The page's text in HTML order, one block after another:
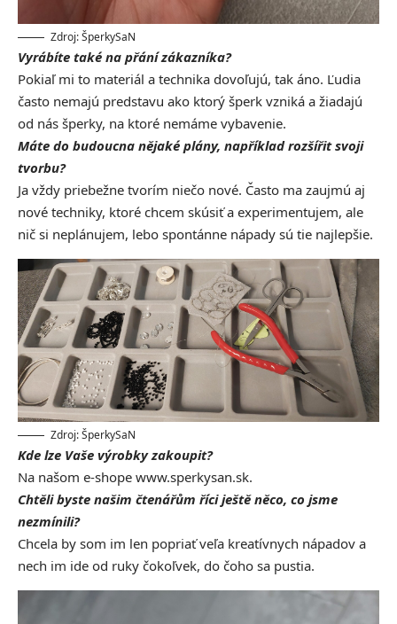
Zdroj: ŠperkySaN
Vyrábíte také na přání zákazníka?
Pokiaľ mi to materiál a technika dovoľujú, tak áno. Ľudia
často nemajú predstavu ako ktorý šperk vzniká a žiadajú
od nás šperky, na ktoré nemáme vybavenie.
Máte do budoucna nějaké plány, například rozšířit svoji
tvorbu?
Ja vždy priebežne tvorím niečo nové. Často ma zaujmú aj
nové techniky, ktoré chcem skúsiť a experimentujem, ale
nič si neplánujem, lebo spontánne nápady sú tie najlepšie.
Zdroj: ŠperkySaN
Kde lze Vaše výrobky zakoupit?
Na našom e-shope www.sperkysan.sk.
Chtěli byste našim čtenářům říci ještě něco, co jsme
nezmínili?
Chcela by som im len popriať veľa kreatívnych nápadov a
nech im ide od ruky čokoľvek, do čoho sa pustia.